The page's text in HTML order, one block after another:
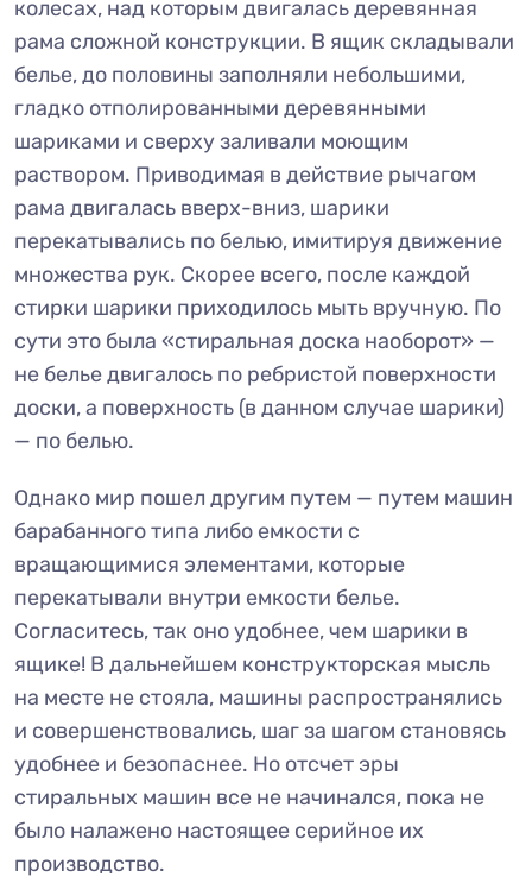
колесах, над которым двигалась деревянная
рама сложной конструкции. В ящик складывали
белье, до половины заполняли небольшими,
гладко отполированными деревянными
шариками и сверху заливали моющим
раствором. Приводимая в действие рычагом
рама двигалась вверх-вниз, шарики
перекатывались по белью, имитируя движение
множества рук. Скорее всего, после каждой
стирки шарики приходилось мыть вручную. По
сути это была «стиральная доска наоборот» —
не белье двигалось по ребристой поверхности
доски, а поверхность (в данном случае шарики)
— по белью.
Однако мир пошел другим путем — путем машин
барабанного типа либо емкости с
вращающимися элементами, которые
перекатывали внутри емкости белье.
Согласитесь, так оно удобнее, чем шарики в
ящике! В дальнейшем конструкторская мысль
на месте не стояла, машины распространялись
и совершенствовались, шаг за шагом становясь
удобнее и безопаснее. Но отсчет эры
стиральных машин все не начинался, пока не
было налажено настоящее серийное их
производство.